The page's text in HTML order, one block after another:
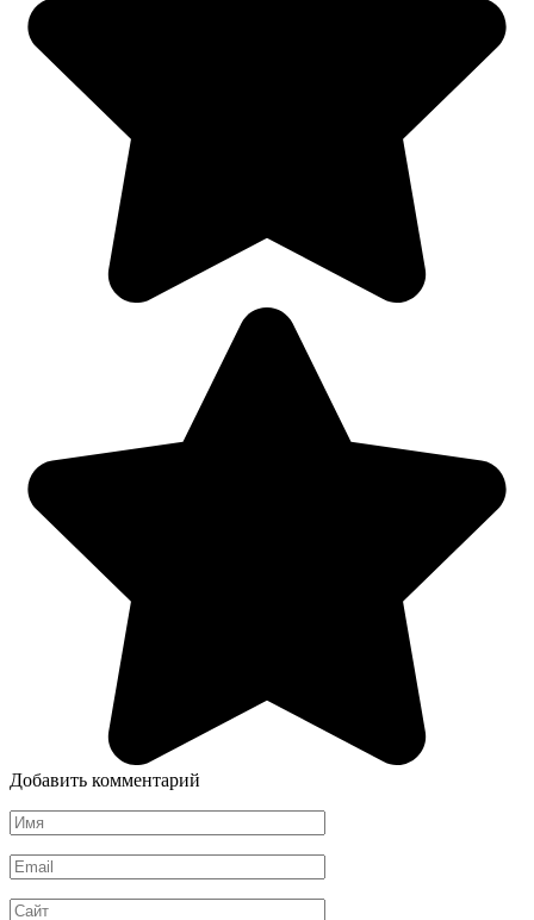
Добавить комментарий
Имя
*
Email
*
Сайт